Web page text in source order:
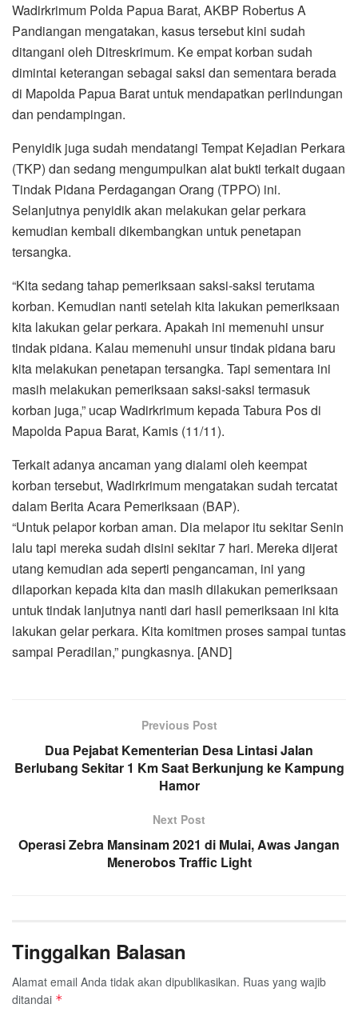
Wadirkrimum Polda Papua Barat, AKBP Robertus A
Pandiangan mengatakan, kasus tersebut kini sudah
ditangani oleh Ditreskrimum. Ke empat korban sudah
dimintai keterangan sebagai saksi dan sementara berada
di Mapolda Papua Barat untuk mendapatkan perlindungan
dan pendampingan.
Penyidik juga sudah mendatangi Tempat Kejadian Perkara
(TKP) dan sedang mengumpulkan alat bukti terkait dugaan
Tindak Pidana Perdagangan Orang (TPPO) ini.
Selanjutnya penyidik akan melakukan gelar perkara
kemudian kembali dikembangkan untuk penetapan
tersangka.
“Kita sedang tahap pemeriksaan saksi-saksi terutama
korban. Kemudian nanti setelah kita lakukan pemeriksaan
kita lakukan gelar perkara. Apakah ini memenuhi unsur
tindak pidana. Kalau memenuhi unsur tindak pidana baru
kita melakukan penetapan tersangka. Tapi sementara ini
masih melakukan pemeriksaan saksi-saksi termasuk
korban juga,” ucap Wadirkrimum kepada Tabura Pos di
Mapolda Papua Barat, Kamis (11/11).
Terkait adanya ancaman yang dialami oleh keempat
korban tersebut, Wadirkrimum mengatakan sudah tercatat
dalam Berita Acara Pemeriksaan (BAP).
“Untuk pelapor korban aman. Dia melapor itu sekitar Senin
lalu tapi mereka sudah disini sekitar 7 hari. Mereka dijerat
utang kemudian ada seperti pengancaman, ini yang
dilaporkan kepada kita dan masih dilakukan pemeriksaan
untuk tindak lanjutnya nanti dari hasil pemeriksaan ini kita
lakukan gelar perkara. Kita komitmen proses sampai tuntas
sampai Peradilan,” pungkasnya. [AND]
Previous Post
Dua Pejabat Kementerian Desa Lintasi Jalan
Berlubang Sekitar 1 Km Saat Berkunjung ke Kampung
Hamor
Next Post
Operasi Zebra Mansinam 2021 di Mulai, Awas Jangan
Menerobos Traffic Light
Tinggalkan Balasan
Alamat email Anda tidak akan dipublikasikan. Ruas yang wajib
ditandai *